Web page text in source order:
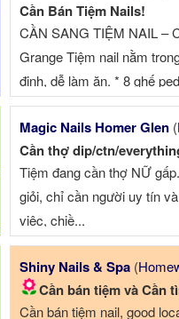
Cần Bán Tiệm Nails!
CẦN SANG TIỆM NAIL –
Grange Tiệm nail nằm
định, dễ làm ăn. * 8 ghế
Tiệ...
Magic Nails Homer Glen (
Cần thợ dip/ctn/
Tiệm đang cần thợ NỮ
giỏi, chỉ cần người uy tín
việc, chiề...
Shiny Nails & Spa (
Cần bán tiệm và Cần
Cần bán tiệm nail, good